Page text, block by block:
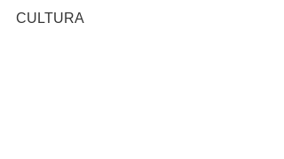
CULTURA